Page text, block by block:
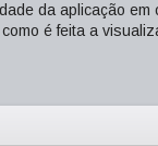
da aplicação
é feita a